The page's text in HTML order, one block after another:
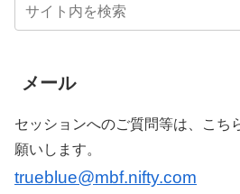
メール
セッションへのご質問等は、こち
願いします。
trueblue@mbf.nifty.com